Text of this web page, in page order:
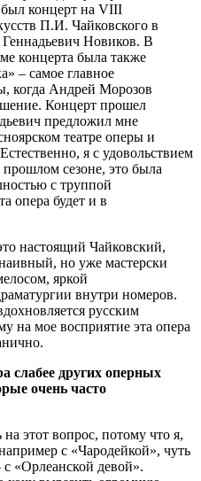
был концерт на VIII
П.И. Чайковского в
Новиков. В
концерта была также
‒ самое главное
когда Андрей Морозов
Концерт прошел
предложил мне
театре оперы и
я с удовольствием
сезоне, это была
с труппой
опера будет и в
настоящий Чайковский,
но уже мастерски
яркой
внутри номеров.
русским
на мое восприятие эта опера
слабее других оперных
очень часто
этот вопрос, потому что я,
с «Чародейкой», чуть
«Орлеанской девой».